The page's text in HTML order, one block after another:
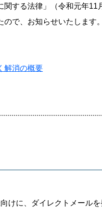
する法律」（令和元年11
で、お知らせいたします。
解消の概要
けに、ダイレクトメール